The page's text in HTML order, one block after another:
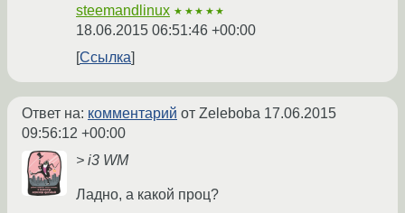
steemandlinux ★★★★★
18.06.2015 06:51:46 +00:00
Ссылка
Ответ на: комментарий от Zeleboba 17.06.2015
09:56:12 +00:00
> i3 WM
Ладно, а какой проц?